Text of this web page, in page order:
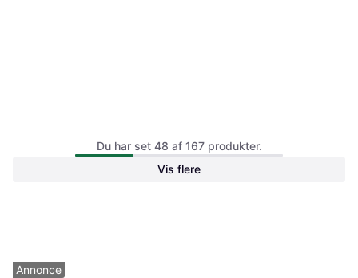
Brugt iPad Pro 11” M4 (2024)
Brugt iPad Pro 11” M4 (2024)
Cellular
5.849 kr.
Du har set 48 af 167 produkter.
Vis flere
Annonce